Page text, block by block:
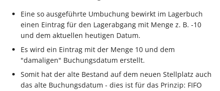
Eine so ausgeführte Umbuchung bewirkt im Lagerbuch
einen Eintrag für den Lagerabgang mit Menge z. B. -10
und dem aktuellen heutigen Datum.
Es wird ein Eintrag mit der Menge 10 und dem
"damaligen" Buchungsdatum erstellt.
Somit hat der alte Bestand auf dem neuen Stellplatz auch
das alte Buchungsdatum - dies ist für das Prinzip: FIFO
Bereinigungsassistent -
Archiv-Mandant
Datenerfassung vor dem
Programmstart
Export nach Ablauf der
Verschiedene
Auswertungen -
verschiedene Werte